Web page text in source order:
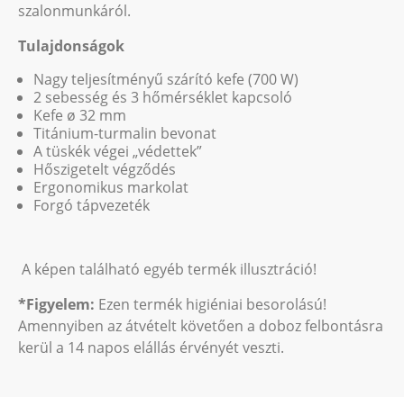
szalonmunkáról.
Tulajdonságok
Nagy teljesítményű szárító kefe (700 W)
2 sebesség és 3 hőmérséklet kapcsoló
Kefe ø 32 mm
Titánium-turmalin bevonat
A tüskék végei „védettek”
Hőszigetelt végződés
Ergonomikus markolat
Forgó tápvezeték
A képen található egyéb termék illusztráció!
*Figyelem: Ezen termék higiéniai besorolású!
Amennyiben az átvételt követően a doboz felbontásra
kerül a 14 napos elállás érvényét veszti.